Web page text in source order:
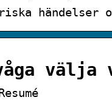
händelser
välja